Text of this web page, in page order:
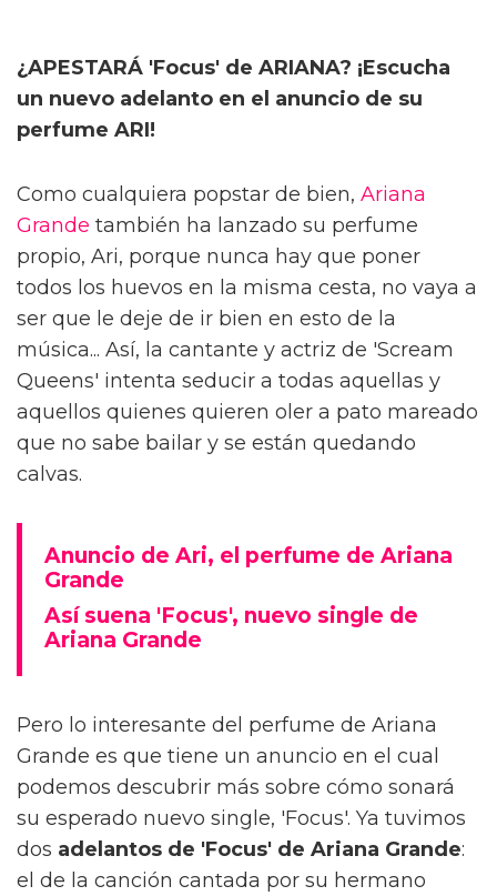
¿APESTARÁ 'Focus' de ARIANA? ¡Escucha
un nuevo adelanto en el anuncio de su
perfume ARI!
Como cualquiera popstar de bien, Ariana
Grande también ha lanzado su perfume
propio, Ari, porque nunca hay que poner
todos los huevos en la misma cesta, no vaya a
ser que le deje de ir bien en esto de la
música... Así, la cantante y actriz de 'Scream
Queens' intenta seducir a todas aquellas y
aquellos quienes quieren oler a pato mareado
que no sabe bailar y se están quedando
calvas.
Anuncio de Ari, el perfume de Ariana
Grande
Así suena 'Focus', nuevo single de
Ariana Grande
Pero lo interesante del perfume de Ariana
Grande es que tiene un anuncio en el cual
podemos descubrir más sobre cómo sonará
su esperado nuevo single, 'Focus'. Ya tuvimos
dos adelantos de 'Focus' de Ariana Grande:
el de la canción cantada por su hermano